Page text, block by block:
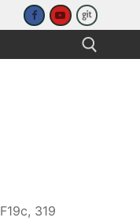
319